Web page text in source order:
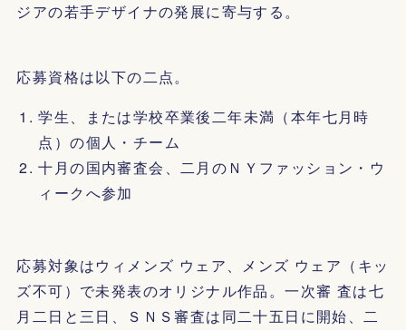
ジアの若手デザイナの発展に寄与する。
応募資格は以下の二点。
学生、または学校卒業後二年未満（本年七月時
点）の個人・チーム
十月の国内審査会、二月のＮＹファッション・ウ
ィークへ参加
応募対象はウィメンズ ウェア、メンズ ウェア（キッ
ズ不可）で未発表のオリジナル作品。一次審 査は七
月二日と三日、ＳＮＳ審査は同二十五日に開始、二